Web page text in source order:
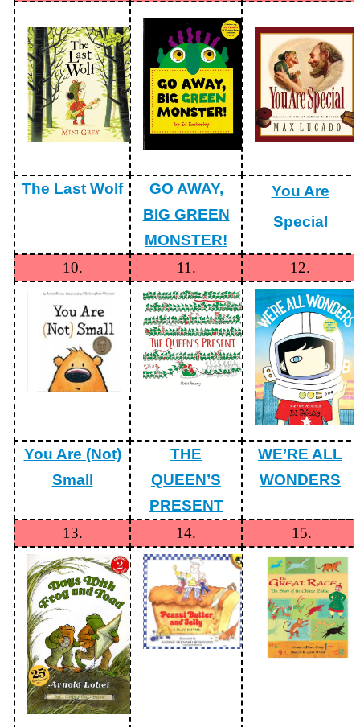
📖
雲
林
在
地
英
語
習
教
County
👨‍👩‍👧‍👦
Resources
修
English
Study
Room
回
雲
林
縣
英
The Last Wolf
GO AWAY,
BIG GREEN
MONSTER!
You Are
Special
10. 11. 12.
You Are (Not)
Small
THE
QUEEN’S
PRESENT
WE’RE ALL
WONDERS
13. 14. 15.